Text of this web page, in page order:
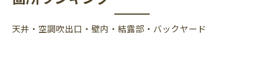
天井・空調吹出口・壁内・結露部・バックヤード